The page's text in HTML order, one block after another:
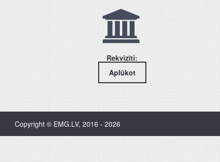
Rekvizīti:
Aplūkot
Copyright © EMG.LV, 2016 - 2026